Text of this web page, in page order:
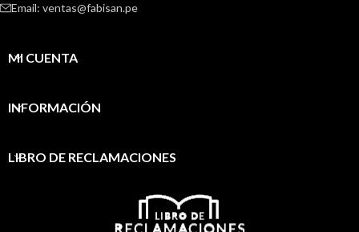
Email: ventas@fabisan.pe
MI CUENTA
INFORMACIÓN
LIBRO DE RECLAMACIONES